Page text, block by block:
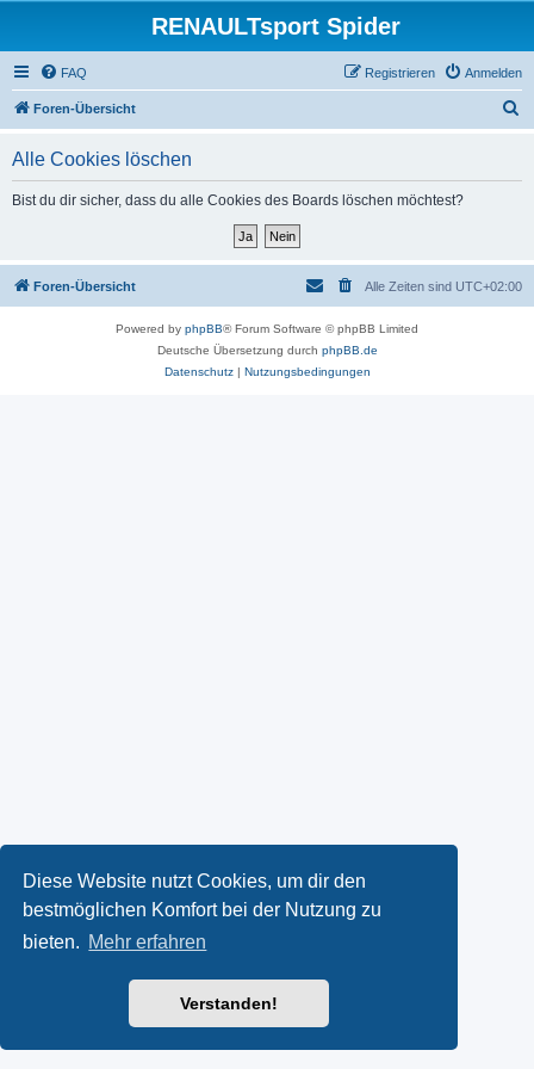
Diese Website nutzt Cookies, um dir den
bestmöglichen Komfort bei der Nutzung zu
bieten. Mehr erfahren
Verstanden!
RENAULTsport Spider
FAQ Anmelden
Registrieren
Foren-Übersicht
Alle Cookies löschen
Bist du dir sicher, dass du alle Cookies des Boards löschen möchtest?
Foren-Übersicht Alle Zeiten sind UTC+02:00
Powered by phpBB® Forum Software © phpBB Limited
Deutsche Übersetzung durch phpBB.de
Datenschutz| Nutzungsbedingungen